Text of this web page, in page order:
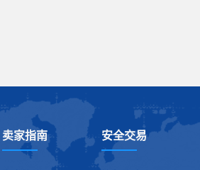
卖家指南 安全交易